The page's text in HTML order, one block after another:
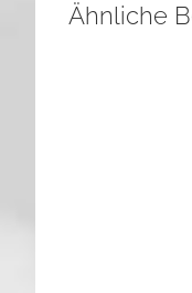
Ähnliche